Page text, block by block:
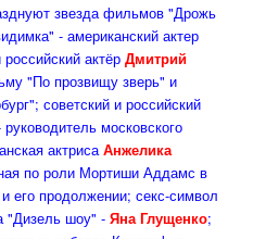
звезда фильмов "Дрожь
- американский актер
российский актёрДмитрий
"По прозвищу зверь" и
советский и российский
руководитель московского
актрисаАнжелика
по роли Мортиши Аддамс в
продолжении; секс-символ
"Дизель шоу" -Яна Глущенко;